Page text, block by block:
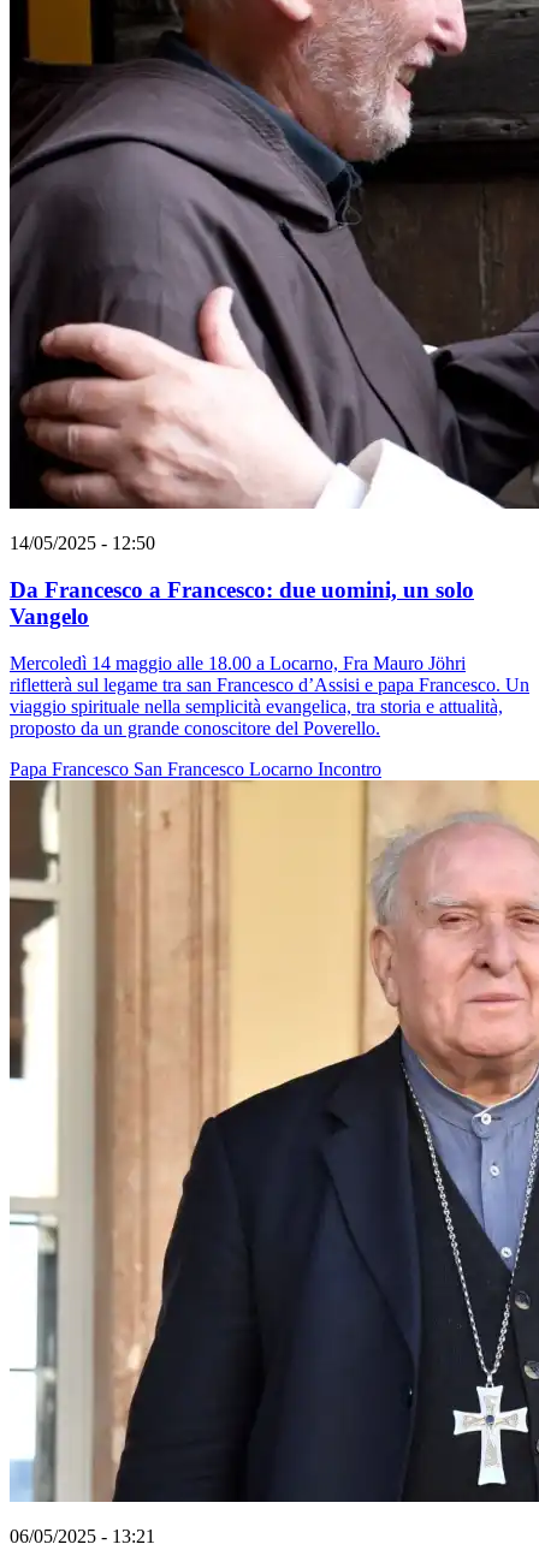
14/05/2025 - 12:50
Da Francesco a Francesco: due uomini, un solo
Vangelo
Mercoledì 14 maggio alle 18.00 a Locarno, Fra Mauro Jöhri
rifletterà sul legame tra san Francesco d’Assisi e papa Francesco. Un
viaggio spirituale nella semplicità evangelica, tra storia e attualità,
proposto da un grande conoscitore del Poverello.
Papa Francesco San Francesco Locarno Incontro
06/05/2025 - 13:21